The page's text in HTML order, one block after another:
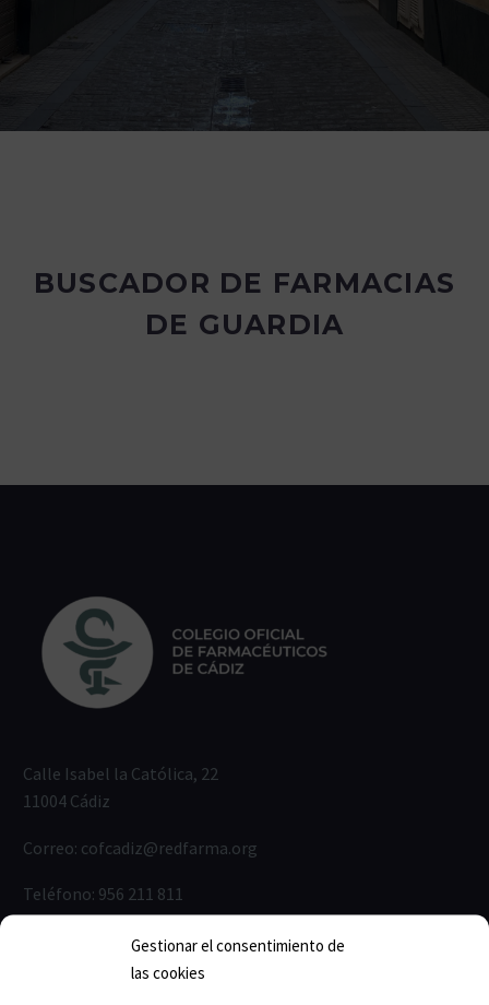
Gestionar el consentimiento de
las cookies
BUSCADOR DE FARMACIAS
DE GUARDIA
Calle Isabel la Católica, 22
11004 Cádiz
Correo: cofcadiz@redfarma.org
Teléfono: 956 211 811
Horario de lunes a jueves:
Mañanas: 09:00-14:00